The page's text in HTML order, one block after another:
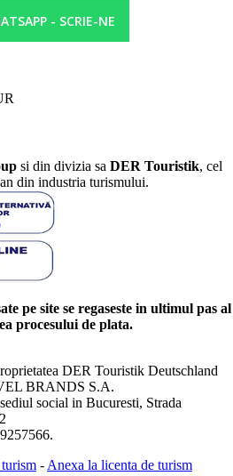
- SCRIE-NE
si din divizia sa DER Touristik, cel
din industria turismului.
pe site se regaseste in ultimul pas al
procesului de plata.
DER Touristik Deutschland
BRANDS S.A.
social in Bucuresti, Strada
- Anexa la licenta de turism